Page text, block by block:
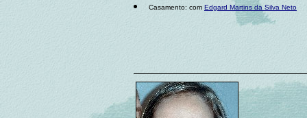
Casamento: com Edgard Martins da Silva Neto